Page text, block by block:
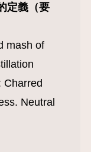
定義（要
mash of
Charred
Neutral